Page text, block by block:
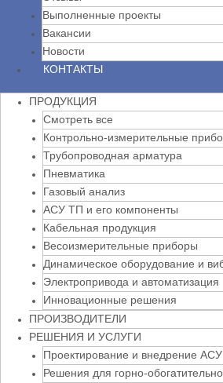
Выполненные проекты
Вакансии
Новости
КОНТАКТЫ
ПРОДУКЦИЯ
Смотреть все
Контрольно-измерительные
Трубопроводная арматура
Пневматика
Газовый анализ
АСУ ТП и его компоненты
Кабельная продукция
Весоизмерительные приборы
Динамическое оборудование и
Электропривода и автоматизация
Инновационные решения
ПРОИЗВОДИТЕЛИ
РЕШЕНИЯ И УСЛУГИ
Проектирование и внедрение
Решения для горно-